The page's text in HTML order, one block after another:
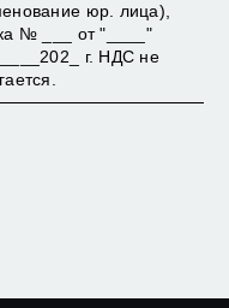
юр. лица),
№ ___ от "____"
г. НДС не